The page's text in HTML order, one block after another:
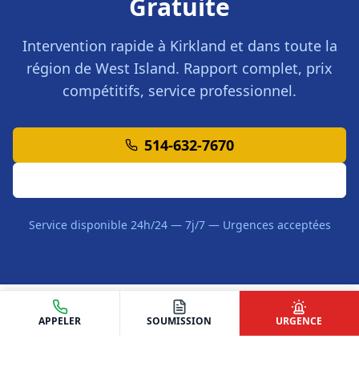
Gratuite
Intervention rapide à Kirkland et dans toute la
région de West Island. Rapport complet, prix
compétitifs, service professionnel.
514-632-7670
Service disponible 24h/24 — 7j/7 — Urgences acceptées
APPELER SOUMISSION URGENCE